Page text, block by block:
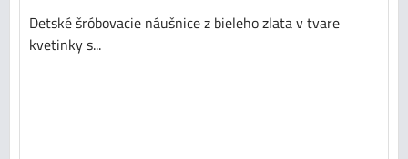
Detské šróbovacie náušnice z bieleho zlata v tvare
kvetinky s...